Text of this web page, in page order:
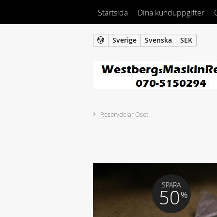
Sverige Svenska SEK
Startsida Dina kunduppgifter
Reservdelar Oset
SPARA
50%